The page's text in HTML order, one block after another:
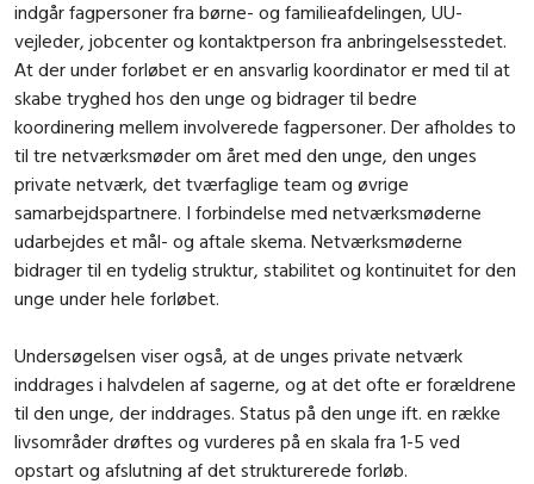
indgår fagpersoner fra børne- og familieafdelingen, UU-
vejleder, jobcenter og kontaktperson fra anbringelsesstedet.
At der under forløbet er en ansvarlig koordinator er med til at
skabe tryghed hos den unge og bidrager til bedre
koordinering mellem involverede fagpersoner. Der afholdes to
til tre netværksmøder om året med den unge, den unges
private netværk, det tværfaglige team og øvrige
samarbejdspartnere. I forbindelse med netværksmøderne
udarbejdes et mål- og aftale skema. Netværksmøderne
bidrager til en tydelig struktur, stabilitet og kontinuitet for den
unge under hele forløbet.
Undersøgelsen viser også, at de unges private netværk
inddrages i halvdelen af sagerne, og at det ofte er forældrene
til den unge, der inddrages. Status på den unge ift. en række
livsområder drøftes og vurderes på en skala fra 1-5 ved
opstart og afslutning af det strukturerede forløb.